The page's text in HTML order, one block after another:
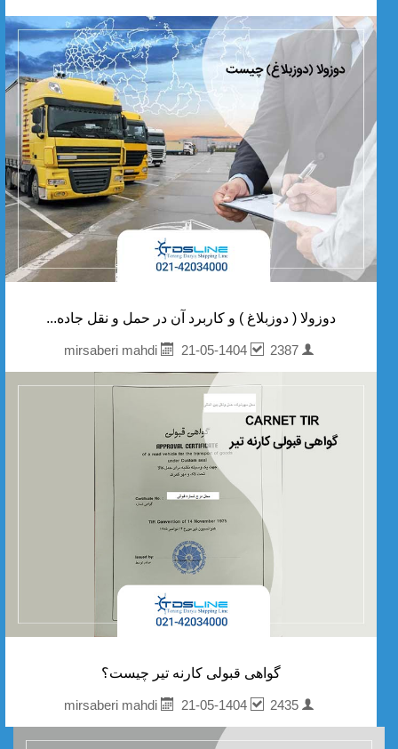
دوزولا ( دوزبلاغ ) و کاربرد آن در حمل و نقل جاده...
mirsaberi mahdi
21-05-1404 2387
گواهی قبولی کارنه تیر چیست؟
mirsaberi mahdi
21-05-1404 2435